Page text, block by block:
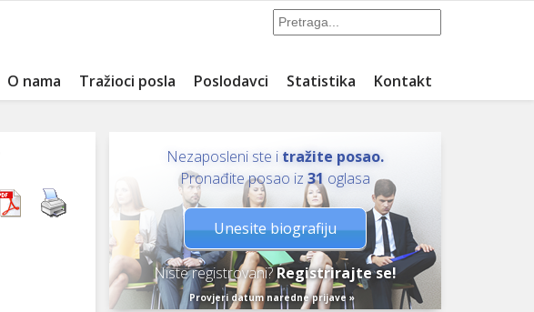
O nama Tražioci posla Poslodavci Statistika Kontakt
Nezaposleni ste i tražite posao.
Pronađite posao iz 31 oglasa
Unesite biografiju
Niste registrovani?Registrirajte se!
Provjeri datum naredne prijave »